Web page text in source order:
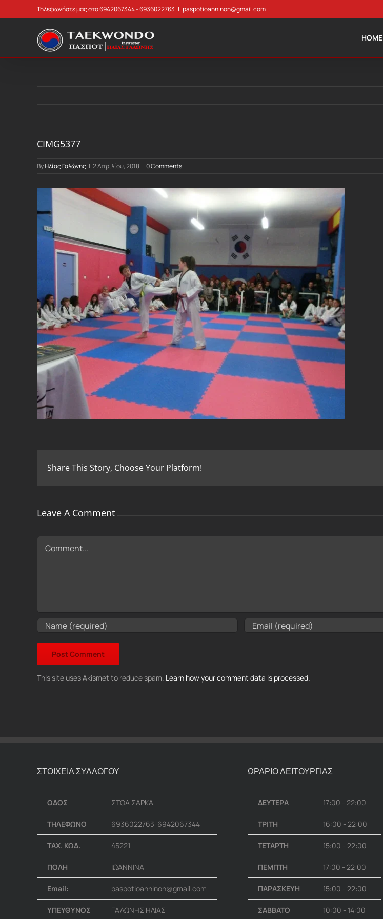
to
Τηλεφωνήστε μας στο 6942067344 - 6936022763 | paspotioanninon@gmail.com
HOME
CIMG5377
ByΗλίας Γαλώνης | 2 Απριλίου, 2018 | 0 Comments
Share This Story, Choose Your Platform!
Leave A Comment
Comment
This site uses Akismet to reduce spam. Learn how your comment data is processed.
ΣΤΟΙΧΕΙΑ ΣΥΛΛΟΓΟΥ
ΟΔΟΣ ΣΤΟΑ ΣΑΡΚΑ
ΤΗΛΕΦΩΝΟ 6936022763-6942067344
ΤΑΧ. ΚΩΔ. 45221
ΠΟΛΗ ΙΩΑΝΝΙΝΑ
Email: paspotioanninon@gmail.com
ΥΠΕΥΘΥΝΟΣ ΓΑΛΩΝΗΣ ΗΛΙΑΣ
ΩΡΑΡΙΟ ΛΕΙΤΟΥΡΓΙΑΣ
ΔΕΥΤΕΡΑ 17:00 - 22:00
ΤΡΙΤΗ 16:00 - 22:00
ΤΕΤΑΡΤΗ 15:00 - 22:00
ΠΕΜΠΤΗ 17:00 - 22:00
ΠΑΡΑΣΚΕΥΗ 15:00 - 22:00
ΣΑΒΒΑΤΟ 10:00 - 14:00